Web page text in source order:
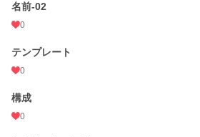
名前-02
0
テンプレート
0
構成
0